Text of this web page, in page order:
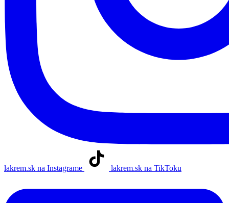
lakrem.sk na Instagrame lakrem.sk na TikToku